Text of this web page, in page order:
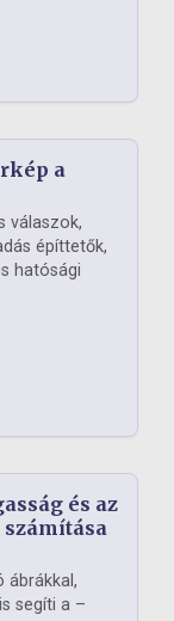
a
válaszok,
építtetők,
hatósági
és az
ábrákkal,
segíti a –